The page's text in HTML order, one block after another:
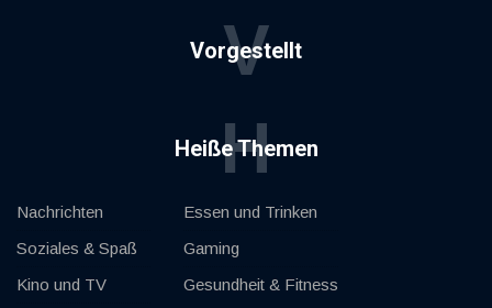
Vorgestellt
V
Heiße Themen
H
Nachrichten
Soziales & Spaß
Kino und TV
Essen und Trinken
Gaming
Gesundheit & Fitness